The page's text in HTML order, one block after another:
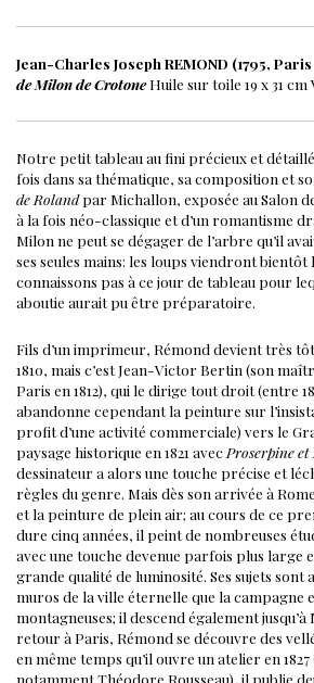
Jean-Charles Joseph REMOND (1795,
de Milon de CrotoneHuile sur toile 19 x 31 cm
Notre petit tableau au fini précieux et
fois dans sa thématique, sa composition et
de Rolandpar Michallon, exposée au Salon
à la fois néo-classique et d’un romantisme
Milon ne peut se dégager de l’arbre qu’il
ses seules mains: les loups viendront
connaissons pas à ce jour de tableau pour
aboutie aurait pu être préparatoire.
Fils d’un imprimeur, Rémond devient très
1810, mais c’est Jean-Victor Bertin (son
Paris en 1812), qui le dirige tout droit (entre
abandonne cependant la peinture sur
profit d’une activité commerciale) vers le
paysage historique en 1821 avec Proserpine
dessinateur a alors une touche précise et
règles du genre. Mais dès son arrivée à
et la peinture de plein air; au cours de ce
dure cinq années, il peint de nombreuses
avec une touche devenue parfois plus large
grande qualité de luminosité. Ses sujets sont
muros de la ville éternelle que la campagne
montagneuses; il descend également jusqu’à
retour à Paris, Rémond se découvre des
en même temps qu’il ouvre un atelier en
notamment Théodore Rousseau), il publie